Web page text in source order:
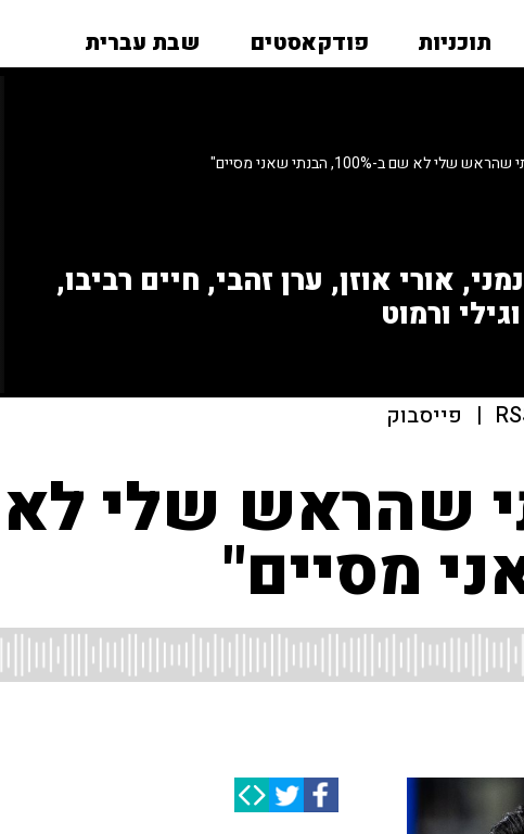
תוכניות פודקאסטים שבת עברית
שלי לא שם ב-100%, הבנתי שאני מסיים"
אורי אוזן, ערן זהבי, חיים רביבו,
ורמוט
| פייסבוק
מסיים"